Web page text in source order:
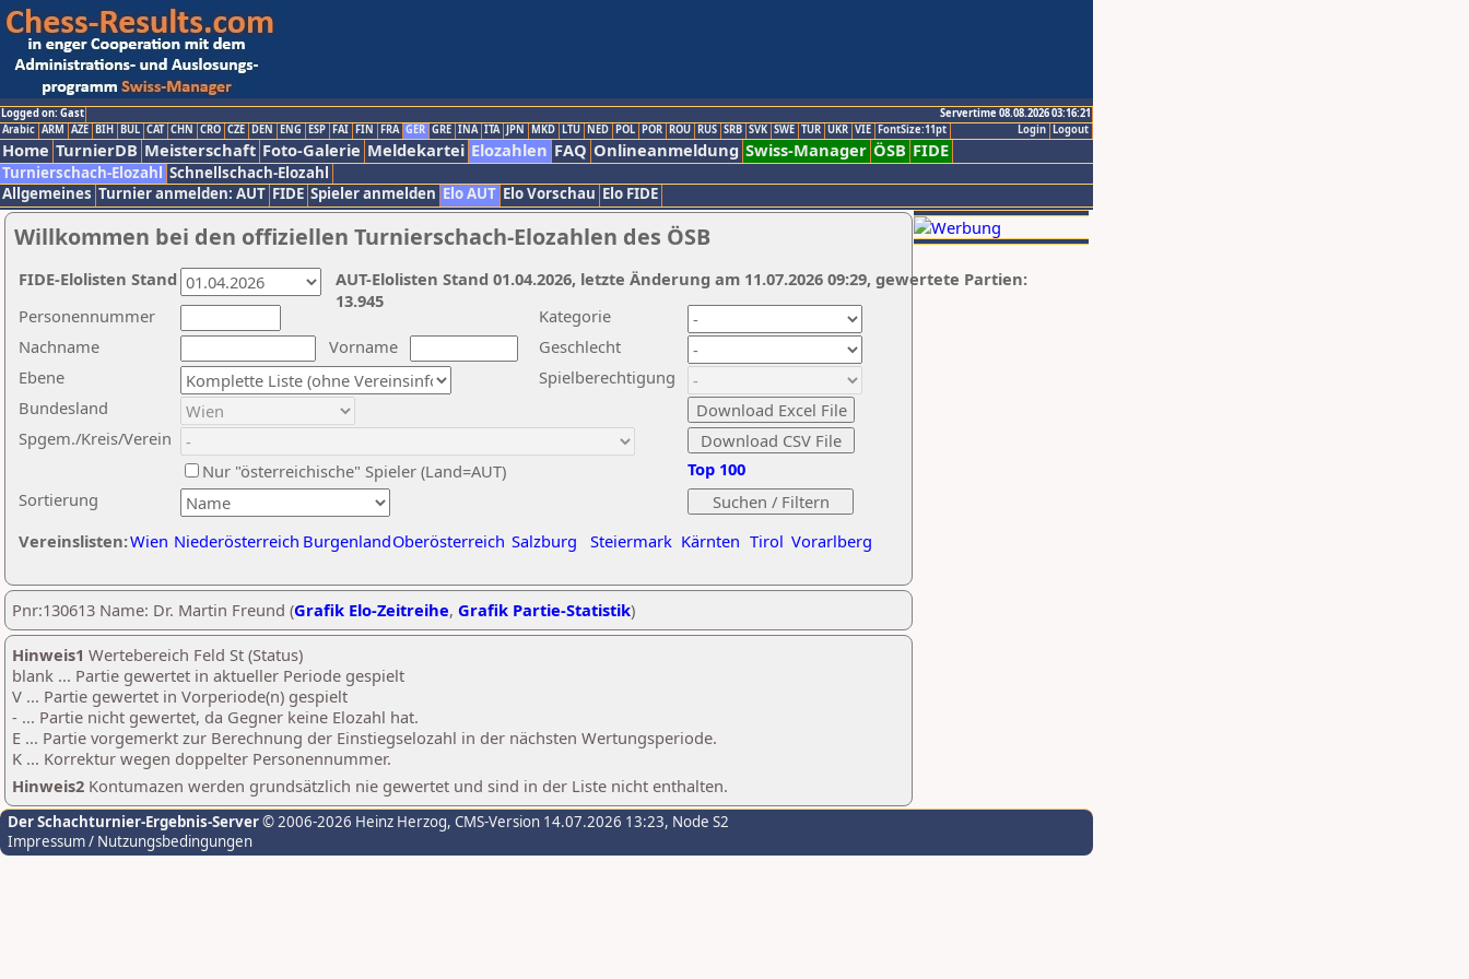
Logged on: Gast
Servertime 08.08.2026 03:16:21
Logout
Login
Arabic ARM AZE BIH BUL CAT CHN CRO CZE DEN ENG ESP FAI FIN FRA GER GRE INA ITA JPN MKD LTU NED POL POR ROU RUS SRB SVK SWE TUR UKR VIE FontSize:11pt
Home TurnierDB Meisterschaft Foto-Galerie Meldekartei Elozahlen FAQ Onlineanmeldung Swiss-Manager ÖSB FIDE
Turnierschach-Elozahl Schnellschach-Elozahl
Allgemeines Turnier anmelden: AUT FIDE Spieler anmelden Elo AUT Elo Vorschau Elo FIDE
Willkommen bei den offiziellen Turnierschach-Elozahlen des ÖSB
Nachname
Vorname
Ebene
Kategorie
Sortierung
Personennummer
Bundesland
Spgem./Kreis/Verein
Geschlecht
Nur "österreichische" Spieler (Land=AUT)
Spielberechtigung
Vereinslisten:Wien Niederösterreich BurgenlandOberösterreich Salzburg Steiermark Kärnten Tirol Vorarlberg
Top 100
AUT-Elolisten Stand 01.04.2026, letzte Änderung am 11.07.2026 09:29, gewertete Partien:
13.945
FIDE-Elolisten Stand
Pnr:130613 Name: Dr. Martin Freund (Grafik Elo-Zeitreihe, Grafik Partie-Statistik)
Hinweis1 Wertebereich Feld St (Status)
blank ... Partie gewertet in aktueller Periode gespielt
V ... Partie gewertet in Vorperiode(n) gespielt
- ... Partie nicht gewertet, da Gegner keine Elozahl hat.
E ... Partie vorgemerkt zur Berechnung der Einstiegselozahl in der nächsten Wertungsperiode.
K ... Korrektur wegen doppelter Personennummer.
Hinweis2 Kontumazen werden grundsätzlich nie gewertet und sind in der Liste nicht enthalten.
Der Schachturnier-Ergebnis-Server© 2006-2026 Heinz Herzog, CMS-Version 14.07.2026 13:23, Node S2
Impressum / Nutzungsbedingungen